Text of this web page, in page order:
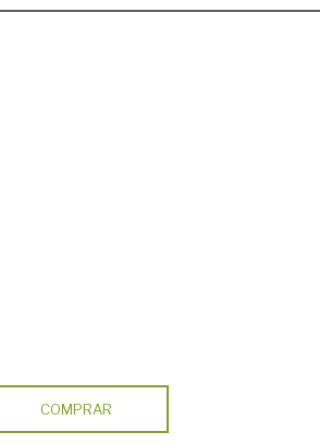
COMPRAR